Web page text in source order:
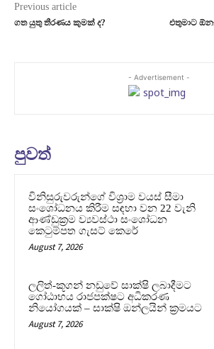
Previous article
ගත යුතු තීරණය කුමක් ද?
එතුමාට
- Advertisement -
පුවත්
විනිසුරුවරුන්ගේ විශ්‍රාම වයස් සීමා
සංශෝධනය කිරීම සඳහා වන 22 වැනි
ආණ්ඩුක්‍රම ව්‍යවස්ථා සංශෝධන
කෙටුම්පත ගැසට් කෙරේ
August 7, 2026
ලලිත්-කූගන් නඩුවේ සාක්ෂි ලබාදීමට
ගෝඨාභය රාජපක්ෂට අධිකරණ
නියෝගයක් – සාක්ෂි ඔන්ලයින් ක්‍රමයට
August 7, 2026